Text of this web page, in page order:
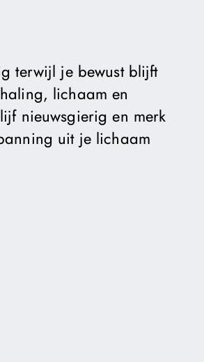
terwijl je bewust blijft
lichaam en
nieuwsgierig en merk
uit je lichaam